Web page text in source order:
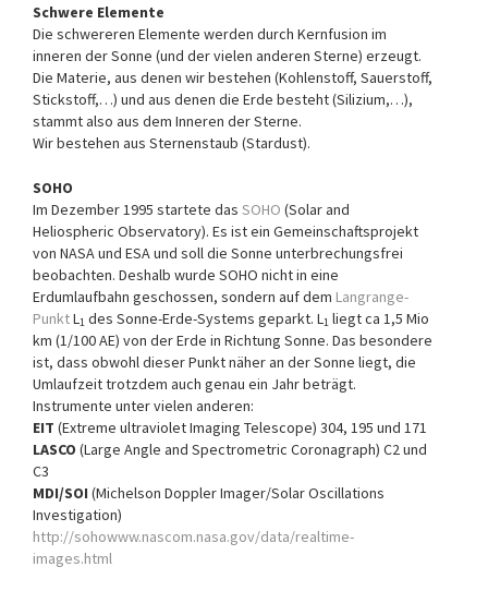
Schwere Elemente
Die schwereren Elemente werden durch Kern­fusion im
inneren der Sonne (und der vielen anderen Sterne) erzeugt.
Die Materie, aus denen wir bestehen (Kohlenstoff, Sauerstoff,
Stickstoff,…) und aus denen die Erde be­steht (Silizium,…),
stammt also aus dem Inneren der Sterne.
Wir bestehen aus Sternen­staub (Stardust).
SOHO
Im Dezember 1995 startete das SOHO (Solar and
Heliospheric Observatory). Es ist ein Gemeinschaftsprojekt
von NASA und ESA und soll die Sonne unterbrechungsfrei
beob­achten. Deshalb wurde SOHO nicht in eine
Erdumlaufbahn geschossen, sondern auf dem Langrange-
PunktL1 des Sonne-Erde-Systems geparkt. L1 liegt ca 1,5 Mio
km (1/100 AE) von der Erde in Richtung Sonne. Das besondere
ist, dass obwohl dieser Punkt näher an der Sonne liegt, die
Umlaufzeit trotzdem auch genau ein Jahr beträgt.
Instrumente unter vielen anderen:
EIT (Extreme ultraviolet Imaging Telescope) 304, 195 und 171
LASCO (Large Angle and Spectrometric Coronagraph) C2 und
C3
MDI/SOI (Michelson Doppler Imager/Solar Oscillations
Investigation)
http://sohowww.nascom.nasa.gov/data/realtime-
images.html